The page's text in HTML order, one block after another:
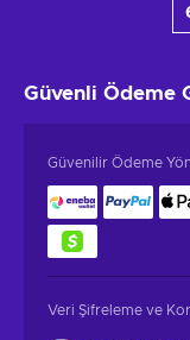
Güvenli Ödeme
Güvenilir Ödeme
Veri Şifreleme ve